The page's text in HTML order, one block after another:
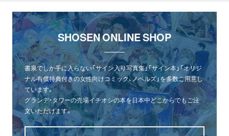
SHOSEN ONLINE SHOP
書泉でしか手に入らない「サイン入り写真集」「サイン本」「オリジ
ナル有償特典付きの女性向けコミック、ノベルズ」を多数ご用意し
ています。
グランデ・タワーの売場イチオシの本を日本中どこからでもご注
文いただけます。